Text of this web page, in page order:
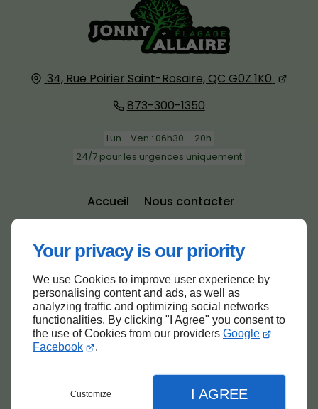
Your privacy is our priority
We use Cookies to improve user experience by
personalising content and ads, as well as
analyzing traffic and optimizing social networks
functionalities. By clicking "I Agree" you consent to
the use of Cookies from our providers Google
Facebook
.
Customize I AGREE
34, Rue Poirier Saint-Rosaire, QC G0Z 1K0
873-300-1350
Lun - Ven : 06h30 – 20h
24/7 pour les urgences uniquement
Accueil
Nous contacter
Politique de confidentialité
Plan du site
Haut de page